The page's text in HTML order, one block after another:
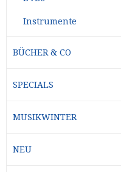
Instrumente
BÜCHER & CO
SPECIALS
MUSIKWINTER
NEU